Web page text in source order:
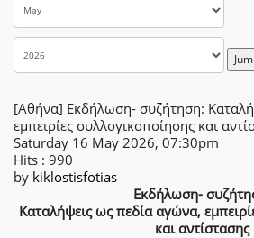
[Αθήνα] Εκδήλωση- συζήτηση:
εμπειρίες συλλογικοποίησης και
Saturday 16 May 2026, 07:30pm
Hits : 990
by kiklostisfotias
Εκδήλωση-
Καταλήψεις ως πεδία αγώνα,
και αντίστασης